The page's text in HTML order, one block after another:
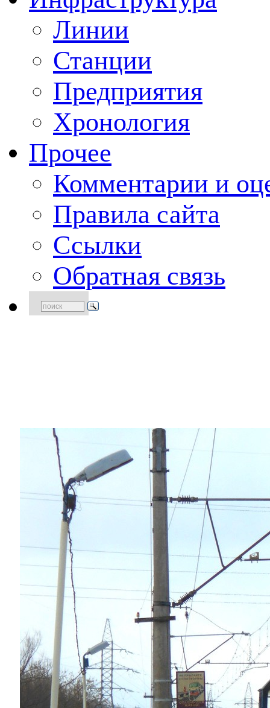
Линии
Станции
Предприятия
Хронология
Прочее
Комментарии и
Правила сайта
Ссылки
Обратная связь